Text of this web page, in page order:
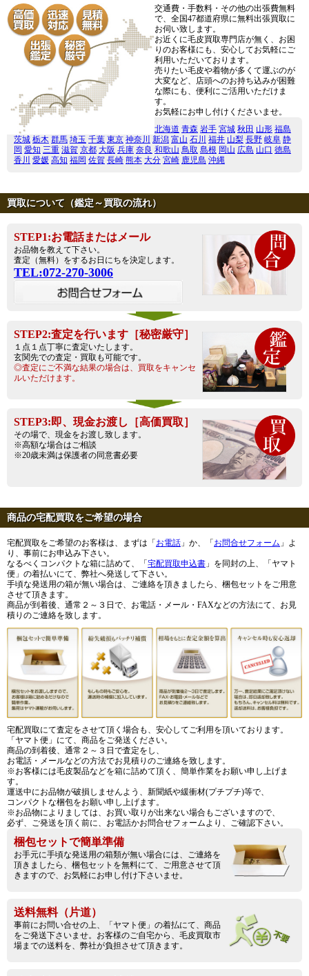
交通費・手数料・その他の出張費無料
で、全国47都道府県に無料出張買取に
お伺い致します。
お近くに毛皮買取専門店が無く、お困
りのお客様にも、安心してお気軽にご
利用いただいております。
売りたい毛皮や着物が多くて運ぶのが
大変など、店頭へのお持ち込みが困難
な際にも、便利にご活用いただけま
す。
お気軽にお申し付けくださいませ。
北海道 青森 岩手 宮城 秋田 山形 福島
茨城 栃木 群馬 埼玉 千葉 東京 神奈川 新潟 富山 石川 福井 山梨 長野 岐阜 静
岡 愛知 三重 滋賀 京都 大阪 兵庫 奈良 和歌山 鳥取 島根 岡山 広島 山口 徳島
香川
愛媛 高知 福岡 佐賀 長崎 熊本 大分 宮崎 鹿児島 沖縄
買取について（鑑定～買取の流れ）
STEP1:お電話またはメール
お品物を教えて下さい。
査定（無料）をするお日にちを決定します。
TEL:072-270-3006
STEP2:査定を行います［秘密厳守］
１点１点丁寧に査定いたします。
玄関先での査定・買取も可能です。
◎査定にご不満な結果の場合は、買取をキャンセ
ルいただけます。
STEP3:即、現金お渡し［高価買取］
その場で、現金をお渡し致します。
※高額な場合はご相談
※20歳未満は保護者の同意書必要
商品の宅配買取をご希望の場合
宅配買取をご希望のお客様は、まずは「 お電話 」か、「 お問合せフォーム 」よ
り、事前にお申込み下さい。
なるべくコンパクトな箱に詰めて、「 宅配買取申込書 」を同封の上、「ヤマト
便」の着払いにて、弊社へ発送して下さい。
手頃な発送用の箱が無い場合は、ご連絡を頂きましたら、梱包セットをご用意
させて頂きます。
商品が到着後、通常２～３日で、お電話・メール・FAXなどの方法にて、お見
積りのご連絡を致します。
宅配買取にて査定をさせて頂く場合も、安心してご利用を頂いております。
「ヤマト便」にて、商品をご発送ください。
商品の到着後、通常２～３日で査定をし、
お電話・メールなどの方法でお見積りのご連絡を致します。
※お客様には毛皮製品などを箱に詰めて頂く、簡単作業をお願い申し上げま
す。
運送中にお品物が破損しませんよう、新聞紙や緩衝材(プチプチ)等で、
コンパクトな梱包をお願い申し上げます。
※お品物によりましては、お買い取りが出来ない場合もございますので、
必ず、ご発送を頂く前に、お電話かお問合せフォームより、ご確認下さい。
梱包セットで簡単準備
お手元に手頃な発送用の箱類が無い場合には、ご連絡を
頂きましたら、梱包セットを無料にて、ご用意させて頂
きますので、お気軽にお申し付け下さいませ。
送料無料（片道）
事前にお問い合せの上、「ヤマト便」の着払にて、商品
をご発送下さいませ。お客様のご自宅から、毛皮買取市
場までの送料を、弊社が負担させて頂きます。